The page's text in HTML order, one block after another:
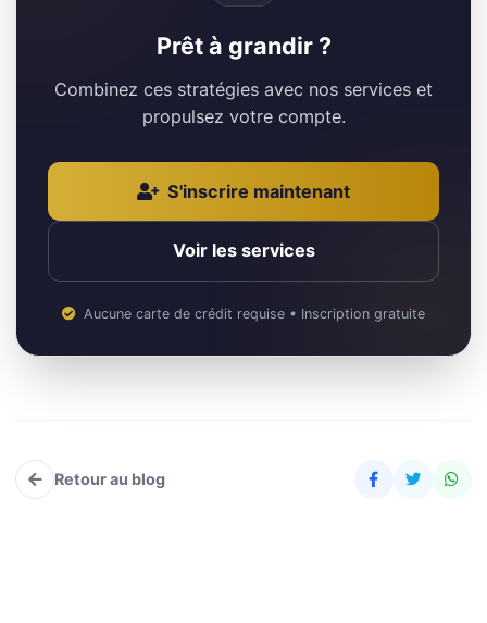
Prêt à grandir ?
Combinez ces stratégies avec nos services et
propulsez votre compte.
S'inscrire maintenant
Voir les services
Aucune carte de crédit requise • Inscription gratuite
Retour au blog